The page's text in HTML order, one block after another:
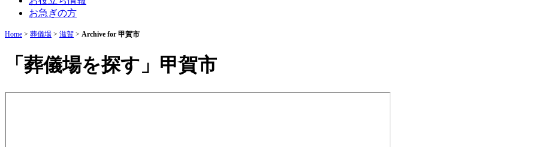
お急ぎの方
Home > 葬儀場 > 滋賀 > Archive for 甲賀市
「葬儀場を探す」甲賀市